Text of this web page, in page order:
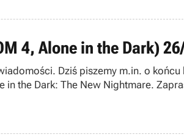
4, Alone in the Dark)
Dziś piszemy m.in. o
in the Dark: The New Nightmare.